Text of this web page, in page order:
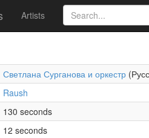
Artists
Светлана Сурганова и оркестр
Raush
130 seconds
12 seconds